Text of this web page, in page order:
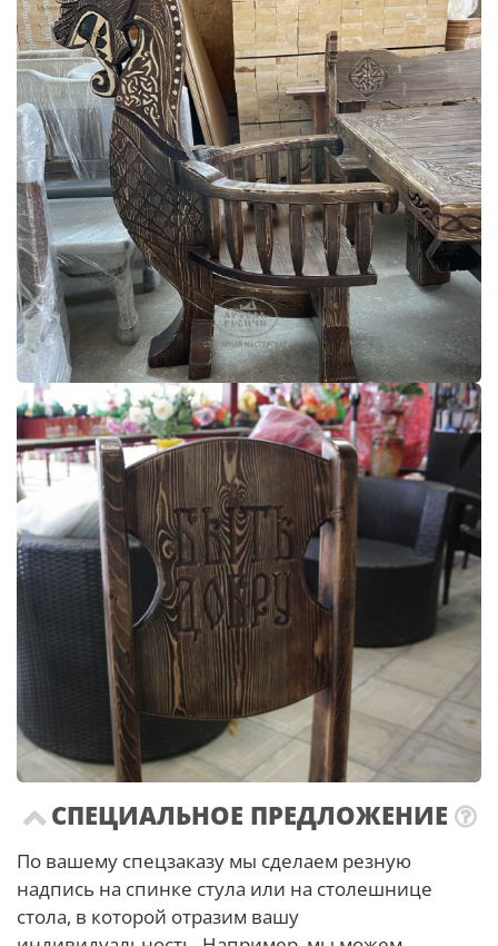
СПЕЦИАЛЬНОЕ ПРЕДЛОЖЕНИЕ
По вашему спецзаказу мы сделаем резную
надпись на спинке стула или на столешнице
стола, в которой отразим вашу